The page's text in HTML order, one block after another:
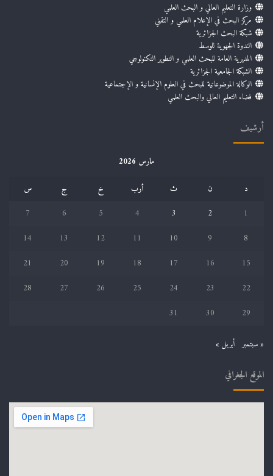
وزارة التعليم العالي و البحث العلمي
مركز البحث في الإعلام العلمي و التقني
شبكة البحث الجزائرية
الندوة الجهوية للوسط
المديرية العامة للبحث العلمي و التطوير التكنولوجي
الشبكة الجامعية الجزائرية
الوكالة الموضوعاتية للبحث في العلوم الإنسانية و الإجتماعية
فضاء التعليم العالي والبحث العلمي
أرشيف
مارس 2026
د
ن ث أرب خ ج
س
1
2
3
4
5
6
7
8
9
10
11
12
13
14
15
16
17
18
19
20
21
22
23
24
25
26
27
28
29
30
31
« سبتمبر أبريل »
الموقع الجغرافي